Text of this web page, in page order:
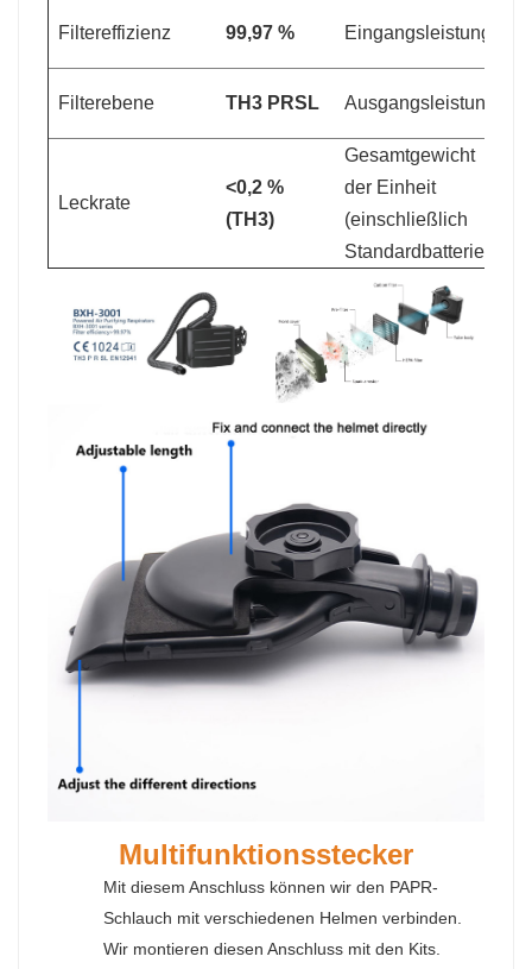
Filtereffizienz 99,97 % Eingangsleistung
Filterebene TH3 PRSL Ausgangsleistung
Leckrate
<0,2 %
(TH3)
Gesamtgewicht
der Einheit
(einschließlich
Standardbatterie)
Multifunktionsstecker
Mit diesem Anschluss können wir den PAPR-
Schlauch mit verschiedenen Helmen verbinden.
Wir montieren diesen Anschluss mit den Kits.